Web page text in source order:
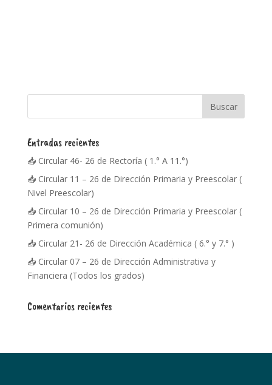
Entradas recientes
📥 Circular 46- 26 de Rectoría ( 1.° A 11.°)
📥 Circular 11 – 26 de Dirección Primaria y Preescolar (
Nivel Preescolar)
📥 Circular 10 – 26 de Dirección Primaria y Preescolar (
Primera comunión)
📥 Circular 21- 26 de Dirección Académica ( 6.° y 7.° )
📥 Circular 07 – 26 de Dirección Administrativa y
Financiera (Todos los grados)
Comentarios recientes